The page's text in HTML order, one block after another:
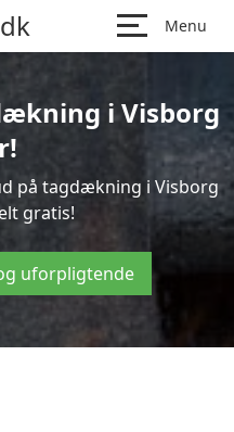
Menu
i Visborg
på tagdækning i Visborg
gratis!
uforpligtende